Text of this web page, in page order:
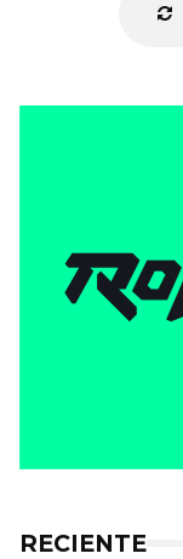
RECIENTE